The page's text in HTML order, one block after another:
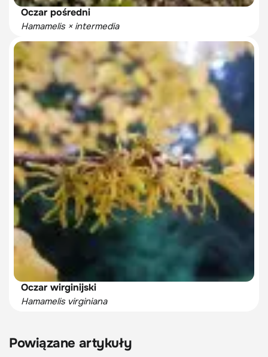
Oczar pośredni
Hamamelis × intermedia
Oczar wirginijski
Hamamelis virginiana
Powiązane artykuły